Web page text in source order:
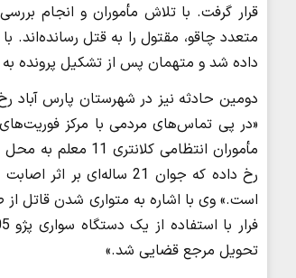
قرار گرفت. با تلاش مأموران و انجام
متعدد چاقو، مقتول را به قتل رسانده‌اند.
داده شد و متهمان پس از تشکیل پرونده
دومین حادثه نیز در شهرستان پارس آباد
رخ داده که جوان 21
است.» وی با اشاره به متواری شدن قاتل
تحویل مرجع قضایی شد.»